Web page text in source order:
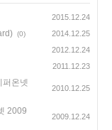
2015.12.24
(0) 2014.12.25
2012.12.24
2011.12.23
퍼온넷
2010.12.25
2009
2009.12.24